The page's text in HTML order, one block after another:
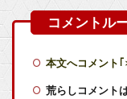
【画像】GANTZの
本文へコメント
荒らしコメント